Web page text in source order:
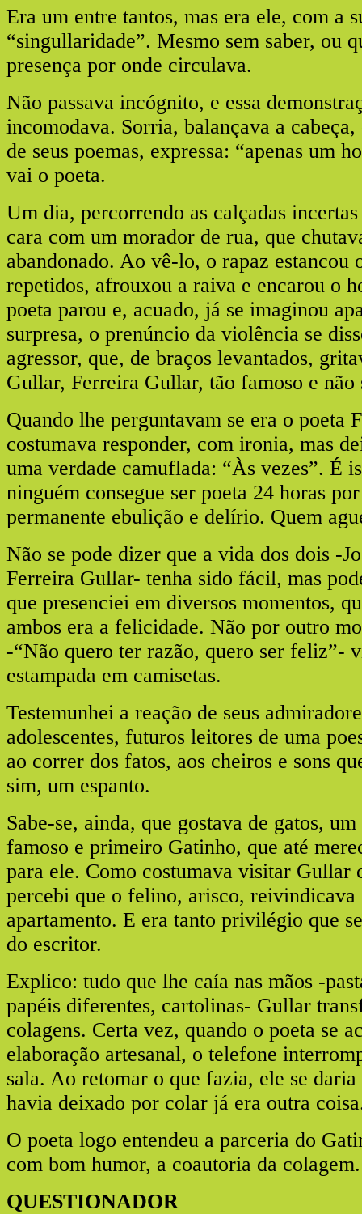
Era um entre tantos, mas era ele, com a
“singullaridade”. Mesmo sem saber, ou
presença por onde circulava.
Não passava incógnito, e essa
incomodava. Sorria, balançava a
de seus poemas, expressa: “apenas um
vai o poeta.
Um dia, percorrendo as calçadas
cara com um morador de rua, que
abandonado. Ao vê-lo, o rapaz estancou
repetidos, afrouxou a raiva e encarou o
poeta parou e, acuado, já se imaginou
surpresa, o prenúncio da violência se
agressor, que, de braços levantados,
Gullar, Ferreira Gullar, tão famoso e não
Quando lhe perguntavam se era o poeta
costumava responder, com ironia, mas
uma verdade camuflada: “Às vezes”. É
ninguém consegue ser poeta 24 horas
permanente ebulição e delírio. Quem
Não se pode dizer que a vida dos dois -
Ferreira Gullar- tenha sido fácil, mas
que presenciei em diversos momentos,
ambos era a felicidade. Não por outro
-“Não quero ter razão, quero ser feliz”-
estampada em camisetas.
Testemunhei a reação de seus
adolescentes, futuros leitores de uma
ao correr dos fatos, aos cheiros e sons
sim, um espanto.
Sabe-se, ainda, que gostava de gatos,
famoso e primeiro Gatinho, que até
para ele. Como costumava visitar Gullar
percebi que o felino, arisco, reivindicava
apartamento. E era tanto privilégio que
do escritor.
Explico: tudo que lhe caía nas mãos -
papéis diferentes, cartolinas- Gullar
colagens. Certa vez, quando o poeta se
elaboração artesanal, o telefone
sala. Ao retomar o que fazia, ele se
havia deixado por colar já era outra
O poeta logo entendeu a parceria do
com bom humor, a coautoria da colagem.
QUESTIONADOR